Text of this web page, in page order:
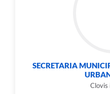
SECRETARIA
Clovis